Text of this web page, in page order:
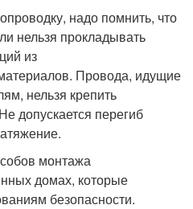
надо помнить, что
нельзя прокладывать
из
Провода, идущие
нельзя крепить
допускается перегиб
монтажа
домах, которые
безопасности.